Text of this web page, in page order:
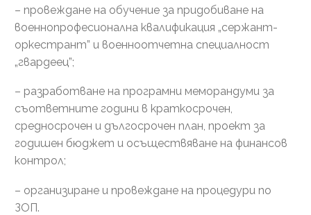
– провеждане на обучение за придобиване на
военнопрофесионална квалификация „сержант-
оркестрант” и военноотчетна специалност
„гвардеец”;
– разработване на програмни меморандуми за
съответните години в краткосрочен,
средносрочен и дългосрочен план, проект за
годишен бюджет и осъществяване на финансов
контрол;
– организиране и провеждане на процедури по
ЗОП.